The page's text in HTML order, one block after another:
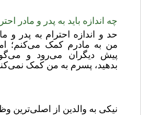
چه اندازه باید به پدر و مادر
حد و اندازه احترام به پدر و
من به مادرم کمک می‌‌کنم؛
پیش دیگران می‌رود و
بدهید، پسرم به من کمک
نیکی به والدین از اصلی‌ترین